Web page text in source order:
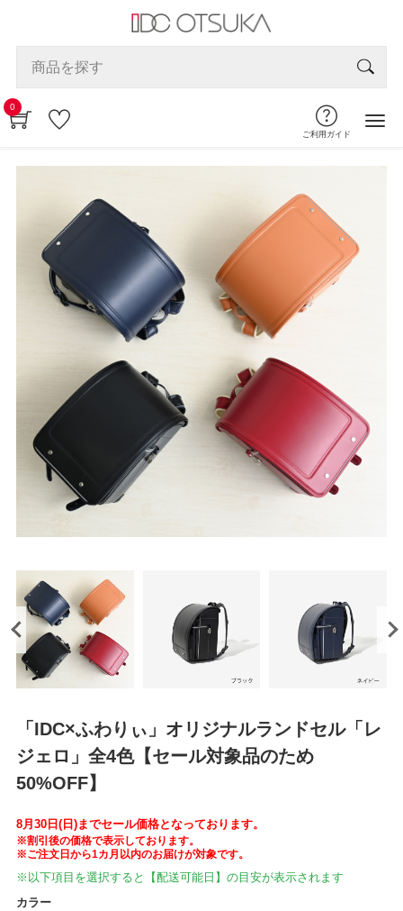
0
ご利用ガイド
「IDC×ふわりぃ」オリジナルランドセル「レ
ジェロ」全4色【セール対象品のため
50%OFF】
8月30日(日)までセール価格となっております。
※割引後の価格で表示しております。
※ご注文日から1カ月以内のお届けが対象です。
※以下項目を選択すると【配送可能日】の目安が表示されます
カラー